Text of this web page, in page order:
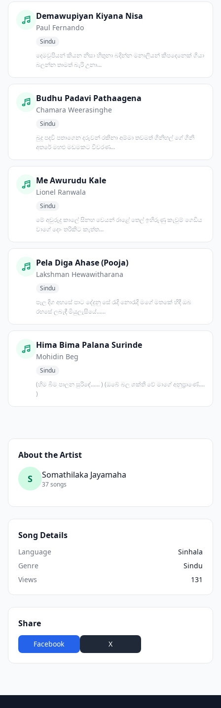
Demawupiyan Kiyana Nisa
Paul Fernando
Sindu
දෙමවුපියන් කියන නිසා හිතුනා බදින්න මනාලියන් කීපදෙනෙක් ගියා
බලන්න තාමත් බැරි උනා...
Budhu Padavi Pathaagena
Chamara Weerasinghe
Sindu
බුදු පදවි පතාගෙන දරුවන් රකිනා අම්මා තවමත් ගිනිහල් ගේ ගිනි
අතරේ මහළු මඩමකට විවරණ...
Me Awurudu Kale
Lionel Ranwala
Sindu
මේ අවුරුදු කාලේ සිනහ වෙයන් රාළේ තෙල් ඉහිරුණු කැවුම් ගෙඩිය
වාගේ දොං තරිකිට කැත්ත...
Pela Diga Ahase (Pooja)
Lakshman Hewawitharana
Sindu
පෑල දිග අහසේ පාට දේදුනු සේ රැදි නොරැදි මගේ මතකේ හිදී ඔබ
රහසේ ලබැඳී මියුලැසියේ......
Hima Bima Palana Surinde
Mohidin Beg
Sindu
(හිම බිම පාලන සුරිඳේ...... ) (ඔබේ බල ශක්ති වේ මාගේ අනුප්‍රාණේ....
)
About the Artist
S Somathilaka Jayamaha
37 songs
Song Details
Language
Sinhala
Genre
Sindu
Views
131
Share
Facebook X